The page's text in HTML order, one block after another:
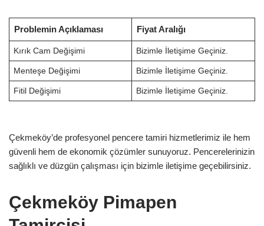
Problemin Açıklaması Fiyat Aralığı
Kırık Cam Değişimi Bizimle İletişime Geçiniz.
Menteşe Değişimi Bizimle İletişime Geçiniz.
Fitil Değişimi Bizimle İletişime Geçiniz.
Çekmeköy’de profesyonel pencere tamiri hizmetlerimiz ile hem
güvenli hem de ekonomik çözümler sunuyoruz. Pencerelerinizin
sağlıklı ve düzgün çalışması için bizimle iletişime geçebilirsiniz.
Çekmeköy Pimapen